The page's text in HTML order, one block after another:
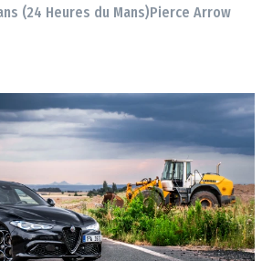
(24 Heures du Mans)Pierce Arrow